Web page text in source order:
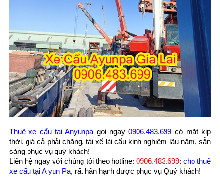
Thuê xe cẩu tại Anyunpa gọi ngay0906.483.699 có mặt kịp
thời, giá cả phải chăng, tài xế lái cẩu kinh nghiệm lâu năm, sẵn
sàng phục vụ quý khách!
Liên hệ ngay với chúng tôi theo hotline: 0906.483.699:cho thuê
xe cẩu tại A yun Pa, rất hân hạnh được phục vụ Quý khách!